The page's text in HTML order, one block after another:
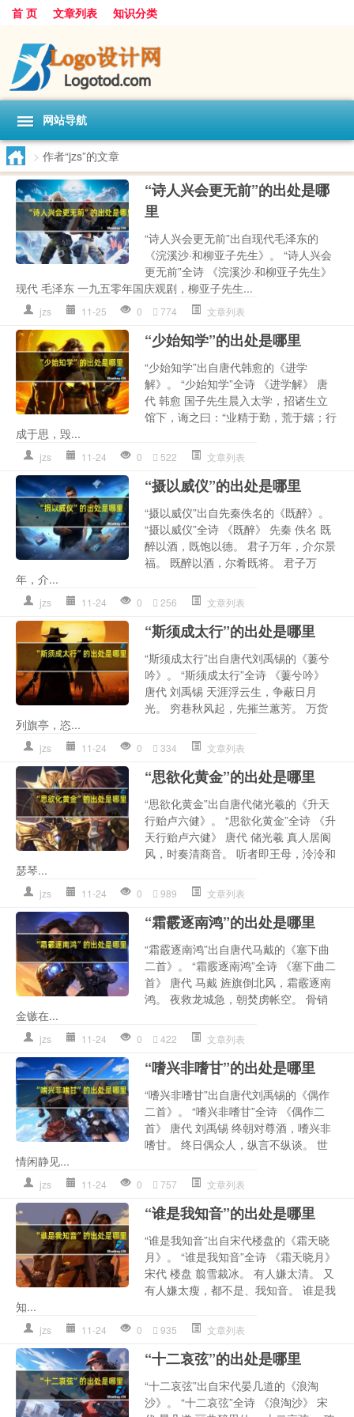
首 页 文章列表 知识分类
网站导航
> 作者“jzs”的文章
“诗人兴会更无前”的出处是哪
里
“诗人兴会更无前”出自现代毛泽东的
《浣溪沙·和柳亚子先生》。 “诗人兴会
更无前”全诗 《浣溪沙·和柳亚子先生》
现代 毛泽东 一九五零年国庆观剧，柳亚子先生...
jzs 11-25 0 774 文章列表
“少始知学”的出处是哪里
“少始知学”出自唐代韩愈的《进学
解》。 “少始知学”全诗 《进学解》 唐
代 韩愈 国子先生晨入太学，招诸生立
馆下，诲之曰：“业精于勤，荒于嬉；行
成于思，毁...
jzs 11-24 0 522 文章列表
“摄以威仪”的出处是哪里
“摄以威仪”出自先秦佚名的《既醉》。
“摄以威仪”全诗 《既醉》 先秦 佚名 既
醉以酒，既饱以德。 君子万年，介尔景
福。 既醉以酒，尔肴既将。 君子万
年，介...
jzs 11-24 0 256 文章列表
“斯须成太行”的出处是哪里
“斯须成太行”出自唐代刘禹锡的《萋兮
吟》。 “斯须成太行”全诗 《萋兮吟》
唐代 刘禹锡 天涯浮云生，争蔽日月
光。 穷巷秋风起，先摧兰蕙芳。 万货
列旗亭，恣...
jzs 11-24 0 334 文章列表
“思欲化黄金”的出处是哪里
“思欲化黄金”出自唐代储光羲的《升天
行贻卢六健》。 “思欲化黄金”全诗 《升
天行贻卢六健》 唐代 储光羲 真人居阆
风，时奏清商音。 听者即王母，泠泠和
瑟琴...
jzs 11-24 0 989 文章列表
“霜霰逐南鸿”的出处是哪里
“霜霰逐南鸿”出自唐代马戴的《塞下曲
二首》。 “霜霰逐南鸿”全诗 《塞下曲二
首》 唐代 马戴 旌旗倒北风，霜霰逐南
鸿。 夜救龙城急，朝焚虏帐空。 骨销
金镞在...
jzs 11-24 0 422 文章列表
“嗜兴非嗜甘”的出处是哪里
“嗜兴非嗜甘”出自唐代刘禹锡的《偶作
二首》。 “嗜兴非嗜甘”全诗 《偶作二
首》 唐代 刘禹锡 终朝对尊酒，嗜兴非
嗜甘。 终日偶众人，纵言不纵谈。 世
情闲静见...
jzs 11-24 0 757 文章列表
“谁是我知音”的出处是哪里
“谁是我知音”出自宋代楼盘的《霜天晓
月》。 “谁是我知音”全诗 《霜天晓月》
宋代 楼盘 翦雪裁冰。 有人嫌太清。 又
有人嫌太瘦，都不是、我知音。 谁是我
知...
jzs 11-24 0 935 文章列表
“十二哀弦”的出处是哪里
“十二哀弦”出自宋代晏几道的《浪淘
沙》。 “十二哀弦”全诗 《浪淘沙》 宋